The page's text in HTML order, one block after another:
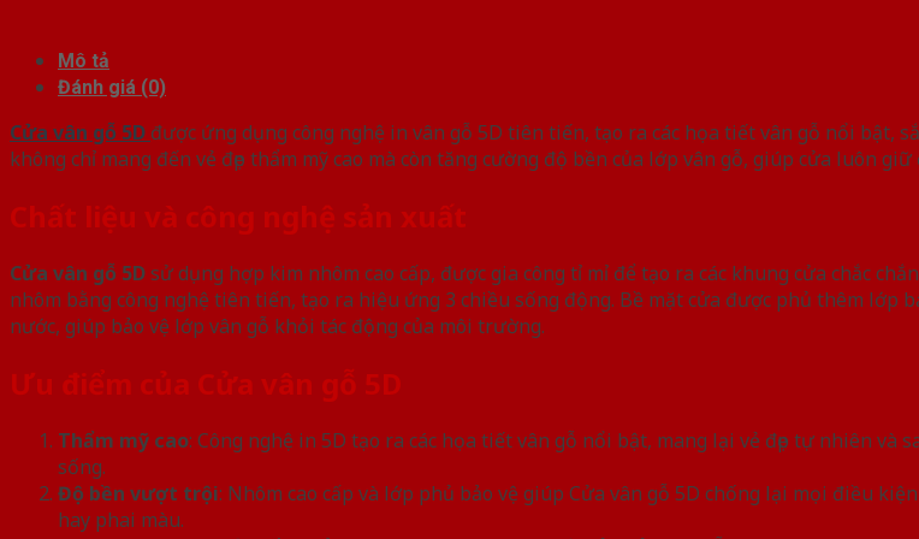
Mô tả
Đánh giá (0)
Cửa vân gỗ 5D được ứng dụng công nghệ in vân gỗ 5D tiên tiến, tạo ra các họa tiết vân gỗ nổi bật,
không chỉ mang đến vẻ đẹp thẩm mỹ cao mà còn tăng cường độ bền của lớp vân gỗ, giúp cửa luôn
Chất liệu và công nghệ sản xuất
Cửa vân gỗ 5Dsử dụng hợp kim nhôm cao cấp, được gia công tỉ mỉ để tạo ra các khung cửa chắc
nhôm bằng công nghệ tiên tiến, tạo ra hiệu ứng 3 chiều sống động. Bề mặt cửa được phủ thêm lớp
nước, giúp bảo vệ lớp vân gỗ khỏi tác động của môi trường.
Ưu điểm của Cửa vân gỗ 5D
Thẩm mỹ cao: Công nghệ in 5D tạo ra các họa tiết vân gỗ nổi bật, mang lại vẻ đẹp tự nhiên
sống.
Độ bền vượt trội: Nhôm cao cấp và lớp phủ bảo vệ giúp Cửa vân gỗ 5D chống lại mọi điều
hay phai màu.